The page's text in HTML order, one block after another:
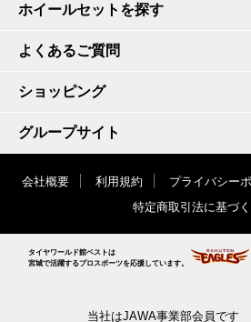
ホイールセットを探す
よくあるご質問
ショッピング
グループサイト
会社概要 利用規約 プライバシー
特定商取引法に基づ
タイヤワールド館ベストは
宮城で活躍するプロスポーツを応援しています。
当社はJAWA事業部会員です